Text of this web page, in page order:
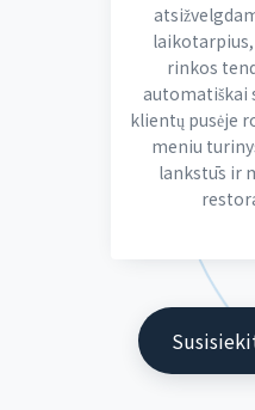
rinkos
automatiškai
klientų pusėje
meniu
lankstūs ir